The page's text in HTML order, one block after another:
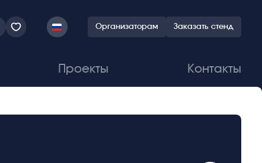
Организаторам Заказать стенд
Проекты Контакты